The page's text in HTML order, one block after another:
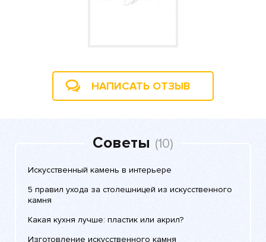
НАПИСАТЬ ОТЗЫВ
Советы (10)
Искусственный камень в интерьере
5 правил ухода за столешницей из искусственного
камня
Какая кухня лучше: пластик или акрил?
Изготовление искусственного камня